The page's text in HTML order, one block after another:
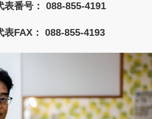
表番号：088-855-4191
表FAX： 088-855-4193